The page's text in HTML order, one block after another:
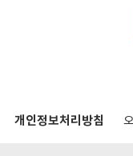
개인정보처리방침